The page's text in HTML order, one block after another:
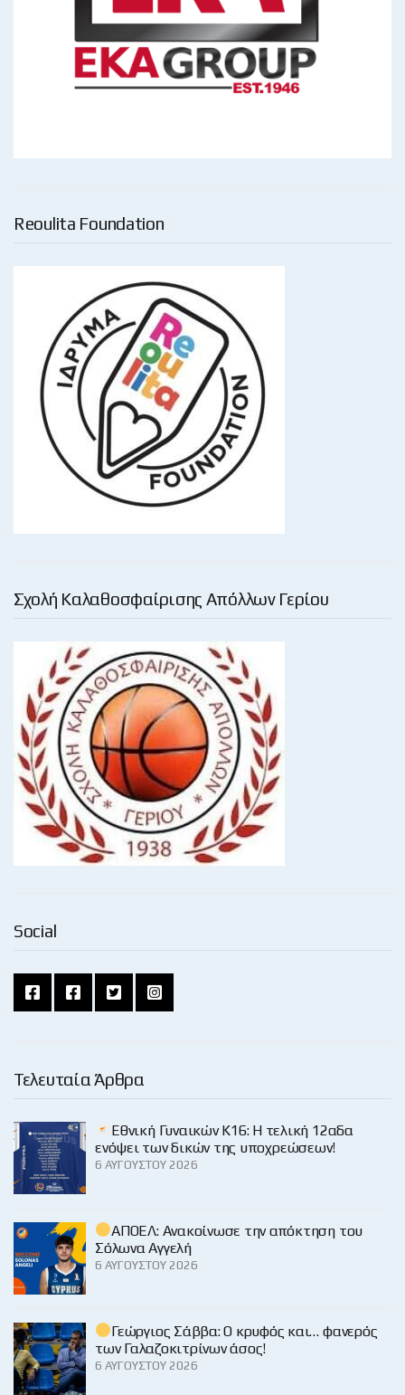
Reoulita Foundation
Σχολή Καλαθοσφαίρισης Απόλλων Γερίου
Social
Τελευταία Άρθρα
Εθνική Γυναικών Κ16: Η τελική 12αδα
ενόψει των δικών της υποχρεώσεων!
6 ΑΥΓΟΎΣΤΟΥ 2026
ΑΠΟΕΛ: Ανακοίνωσε την απόκτηση του
Σόλωνα Αγγελή
6 ΑΥΓΟΎΣΤΟΥ 2026
Γεώργιος Σάββα: Ο κρυφός και… φανερός
των Γαλαζοκιτρίνων άσος!
6 ΑΥΓΟΎΣΤΟΥ 2026